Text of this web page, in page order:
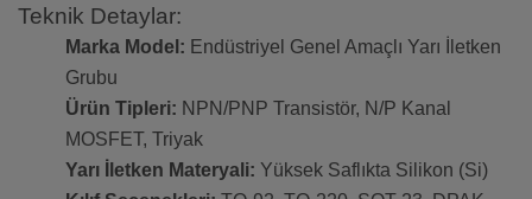
Teknik Detaylar:
Marka Model: Endüstriyel Genel Amaçlı Yarı İletken
Grubu
Ürün Tipleri: NPN/PNP Transistör, N/P Kanal
MOSFET, Triyak
Yarı İletken Materyali: Yüksek Saflıkta Silikon (Si)